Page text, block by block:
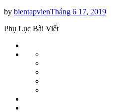
by bientapvienPosted
Tháng 6 17, 2019
Phụ Lục Bài Viết